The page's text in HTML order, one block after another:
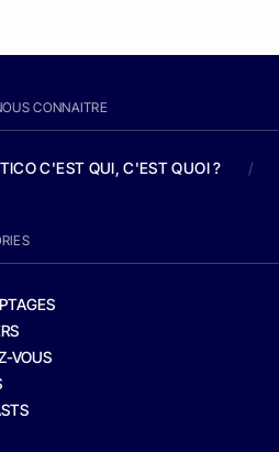
CONNAITRE
C'EST QUI, C'EST QUOI ? /
VOUS